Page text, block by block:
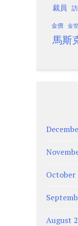
裁員
金價 金
馬斯
October
August